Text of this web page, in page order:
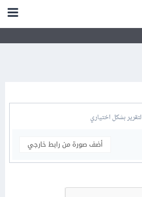
بشكل اختياري
أضف صورة من رابط خارجي